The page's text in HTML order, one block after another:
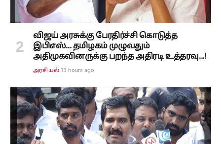
விஜய் அரசுக்கு பேரதிர்ச்சி கொடுத்த
இபிஎஸ்... தமிழகம் முழுவதும்
அதிமுகவினருக்கு பறந்த அதிரடி உத்தரவு...!
அரசியல் 13 hours ago